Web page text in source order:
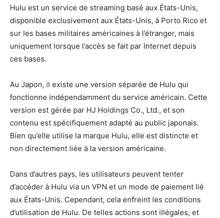
Hulu est un service de streaming basé aux États-Unis,
disponible exclusivement aux États-Unis, à Porto Rico et
sur les bases militaires américaines à l’étranger, mais
uniquement lorsque l’accès se fait par Internet depuis
ces bases.
Au Japon, il existe une version séparée de Hulu qui
fonctionne indépendamment du service américain. Cette
version est gérée par HJ Holdings Co., Ltd., et son
contenu est spécifiquement adapté au public japonais.
Bien qu’elle utilise la marque Hulu, elle est distincte et
non directement liée à la version américaine.
Dans d’autres pays, les utilisateurs peuvent tenter
d’accéder à Hulu via un VPN et un mode de paiement lié
aux États-Unis. Cependant, cela enfreint les conditions
d’utilisation de Hulu. De telles actions sont illégales, et